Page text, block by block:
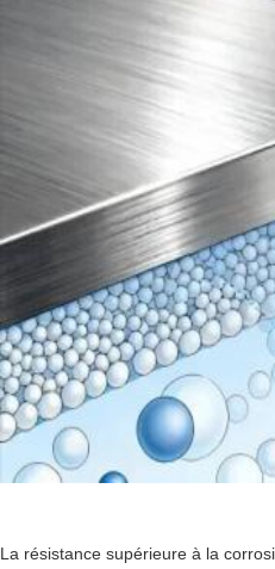
La résistance supérieure à la